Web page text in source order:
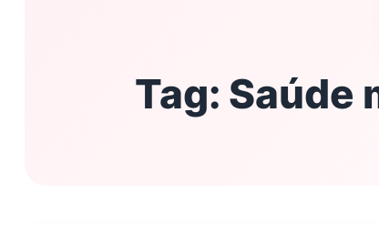
Tag: Saúde